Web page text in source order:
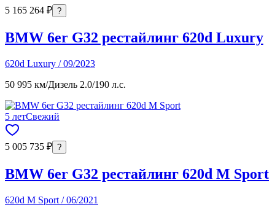
5 165 264 ₽ ?
BMW 6er G32 рестайлинг 620d Luxury
620d Luxury / 09/2023
50 995 км/Дизель 2.0/190 л.с.
5 летСвежий
5 005 735 ₽ ?
BMW 6er G32 рестайлинг 620d M Sport
620d M Sport / 06/2021